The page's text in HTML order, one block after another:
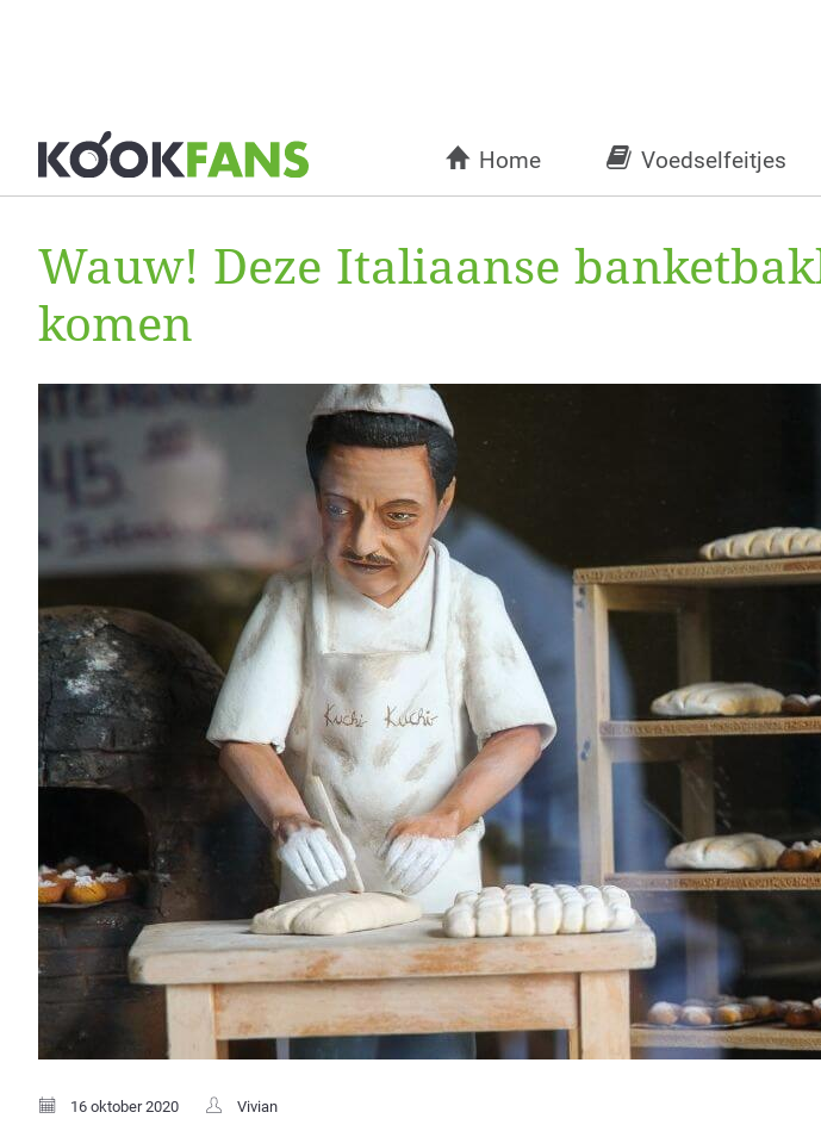
Home Voedselfeitjes
Wauw! Deze Italiaanse
komen
16 oktober 2020 Vivian